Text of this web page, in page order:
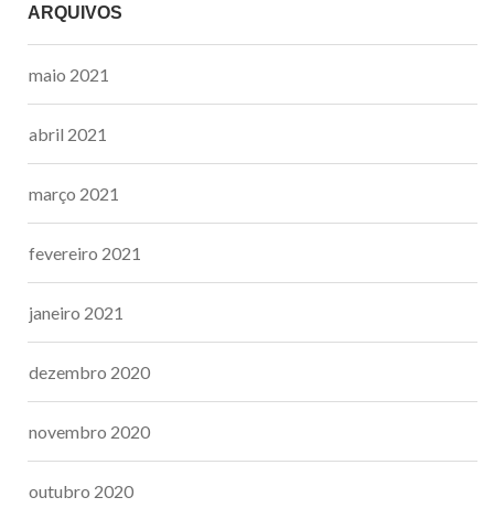
ARQUIVOS
maio 2021
abril 2021
março 2021
fevereiro 2021
janeiro 2021
dezembro 2020
novembro 2020
outubro 2020